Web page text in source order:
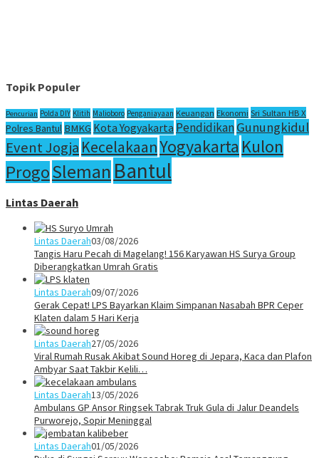
Topik Populer
Pencurian Polda DIY Klitih Malioboro Penganiayaan Keuangan Ekonomi Sri Sultan HB X
Polres Bantul BMKG Kota Yogyakarta PendidikanGunungkidul
Event Jogja KecelakaanYogyakarta Kulon
ProgoSleman Bantul
Lintas Daerah
Lintas Daerah03/08/2026
Tangis Haru Pecah di Magelang! 156 Karyawan HS Surya Group
Diberangkatkan Umrah Gratis
Lintas Daerah09/07/2026
Gerak Cepat! LPS Bayarkan Klaim Simpanan Nasabah BPR Ceper
Klaten dalam 5 Hari Kerja
Lintas Daerah27/05/2026
Viral Rumah Rusak Akibat Sound Horeg di Jepara, Kaca dan Plafon
Ambyar Saat Takbir Kelili…
Lintas Daerah13/05/2026
Ambulans GP Ansor Ringsek Tabrak Truk Gula di Jalur Deandels
Purworejo, Sopir Meninggal
Lintas Daerah01/05/2026